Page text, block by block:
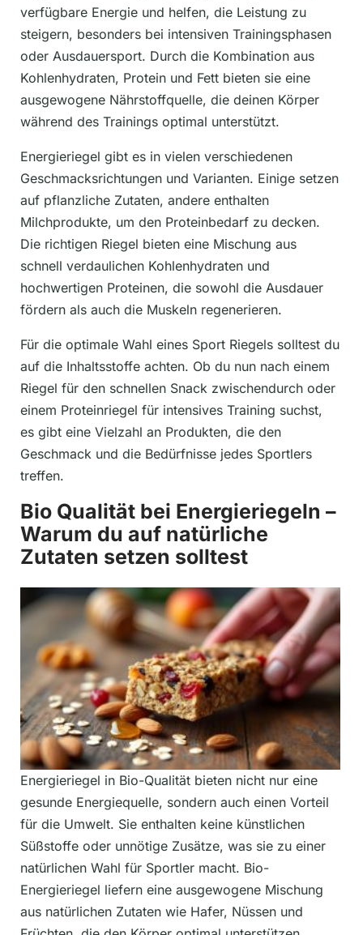
verfügbare Energie und helfen, die Leistung zu
steigern, besonders bei intensiven Trainingsphasen
oder Ausdauersport. Durch die Kombination aus
Kohlenhydraten, Protein und Fett bieten sie eine
ausgewogene Nährstoffquelle, die deinen Körper
während des Trainings optimal unterstützt.
Energieriegel gibt es in vielen verschiedenen
Geschmacksrichtungen und Varianten. Einige setzen
auf pflanzliche Zutaten, andere enthalten
Milchprodukte, um den Proteinbedarf zu decken.
Die richtigen Riegel bieten eine Mischung aus
schnell verdaulichen Kohlenhydraten und
hochwertigen Proteinen, die sowohl die Ausdauer
fördern als auch die Muskeln regenerieren.
Für die optimale Wahl eines Sport Riegels solltest du
auf die Inhaltsstoffe achten. Ob du nun nach einem
Riegel für den schnellen Snack zwischendurch oder
einem Proteinriegel für intensives Training suchst,
es gibt eine Vielzahl an Produkten, die den
Geschmack und die Bedürfnisse jedes Sportlers
treffen.
Bio Qualität bei Energieriegeln –
Warum du auf natürliche
Zutaten setzen solltest
Energieriegel in Bio-Qualität bieten nicht nur eine
gesunde Energiequelle, sondern auch einen Vorteil
für die Umwelt. Sie enthalten keine künstlichen
Süßstoffe oder unnötige Zusätze, was sie zu einer
natürlichen Wahl für Sportler macht. Bio-
Energieriegel liefern eine ausgewogene Mischung
aus natürlichen Zutaten wie Hafer, Nüssen und